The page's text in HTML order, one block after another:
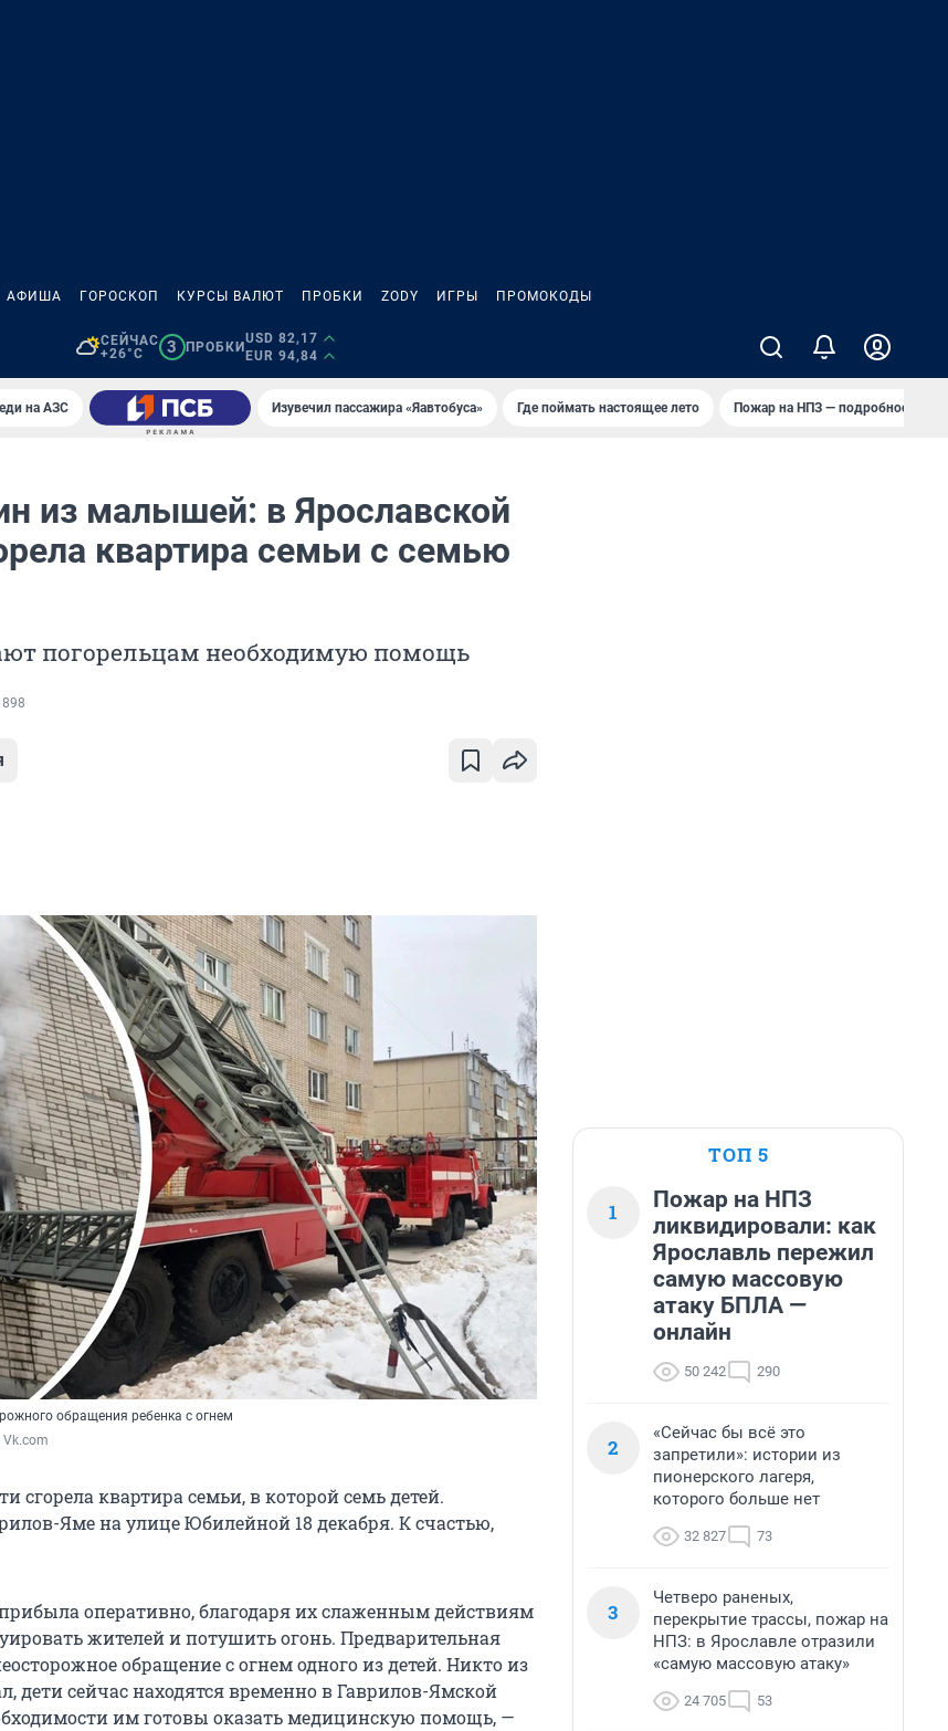
АФИША ГОРОСКОП КУРСЫ ВАЛЮТ ПРОБКИ ZODY ИГРЫ ПРОМОКОДЫ
СЕЙЧАС
+26°C
3 ПРОБКИ
USD 82,17
EUR 94,84
на АЗС Изувечил пассажира «Яавтобуса» Где поймать настоящее лето Пожар на НПЗ — подробности
из малышей: в Ярославской
квартира семьи с семью
погорельцам необходимую помощь
898
обращения ребенка с огнем
сгорела квартира семьи, в которой семь детей.
Яме на улице Юбилейной 18 декабря. К счастью,
оперативно, благодаря их слаженным действиям
жителей и потушить огонь. Предварительная
обращение с огнем одного из детей. Никто из
дети сейчас находятся временно в Гаврилов-Ямской
им готовы оказать медицинскую помощь, —
ТОП 5
1
Пожар на НПЗ
ликвидировали: как
Ярославль пережил
самую массовую
атаку БПЛА —
онлайн
50 242 290
2
«Сейчас бы всё это
запретили»: истории из
пионерского лагеря,
которого больше нет
32 827 73
3
Четверо раненых,
перекрытие трассы, пожар на
НПЗ: в Ярославле отразили
«самую массовую атаку»
24 705 53